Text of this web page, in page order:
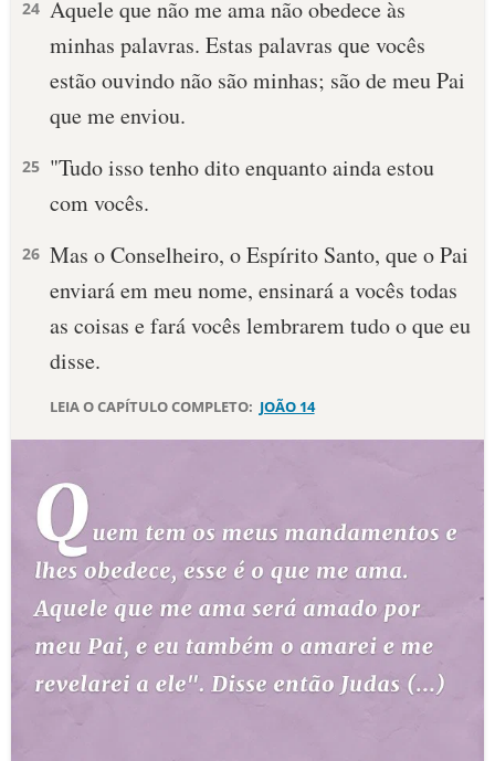
PERGUNTE À BÍBLIA IA
LOJA BÍBLIAON
24 Aquele que não me ama não obedece às
minhas palavras. Estas palavras que vocês
estão ouvindo não são minhas; são de meu Pai
que me enviou.
25 "Tudo isso tenho dito enquanto ainda estou
com vocês.
26 Mas o Conselheiro, o Espírito Santo, que o Pai
enviará em meu nome, ensinará a vocês todas
as coisas e fará vocês lembrarem tudo o que eu
disse.
LEIA O CAPÍTULO COMPLETO: JOÃO 14